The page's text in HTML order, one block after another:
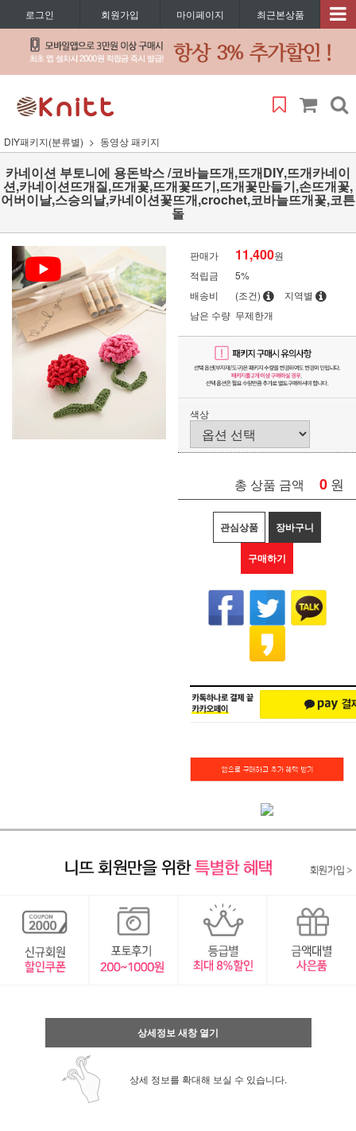
로그인 회원가입 마이페이지 최근본상품
DIY패키지(분류별) 동영상 패키지
카네이션 부토니에 용돈박스 /코바늘뜨개,뜨개DIY,뜨개카네이
션,카네이션뜨개질,뜨개꽃,뜨개꽃뜨기,뜨개꽃만들기,손뜨개꽃,
어버이날,스승의날,카네이션꽃뜨개,crochet,코바늘뜨개꽃,코튼
돌
판매가 11,400원
적립금
5%
배송비
(조건)
지역별
남은 수량 무제한개
색상
총 상품 금액 0 원
관심상품 장바구니
구매하기
상세정보 새창 열기
상세 정보를 확대해 보실 수 있습니다.